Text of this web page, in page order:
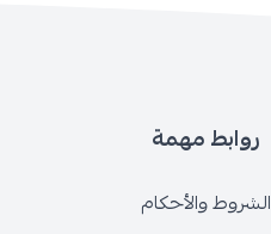
روابط مهمة
الشروط والأحكام